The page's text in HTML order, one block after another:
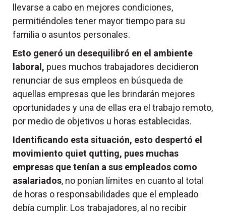
llevarse a cabo en mejores condiciones,
permitiéndoles tener mayor tiempo para su
familia o asuntos personales.
Esto generó un desequilibró en el ambiente
laboral, pues muchos trabajadores decidieron
renunciar de sus empleos en búsqueda de
aquellas empresas que les brindarán mejores
oportunidades y una de ellas era el trabajo remoto,
por medio de objetivos u horas establecidas.
Identificando esta situación, esto despertó el
movimiento quiet qutting, pues muchas
empresas que tenían a sus empleados como
asalariados, no ponían límites en cuanto al total
de horas o responsabilidades que el empleado
debía cumplir. Los trabajadores, al no recibir